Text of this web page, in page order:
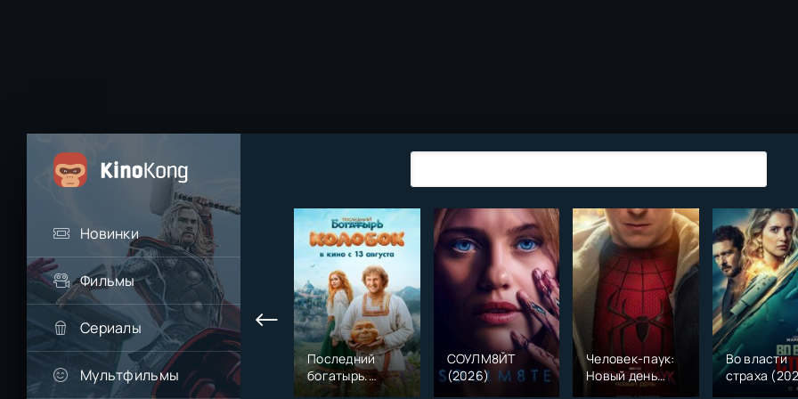
Новинки
Фильмы
Сериалы
Мультфильмы
Последний
богатырь.
Колобок (2026)
СОУЛМ8ЙТ
(2026)
Человек-паук:
Новый день
(2026)
Во власти
страха